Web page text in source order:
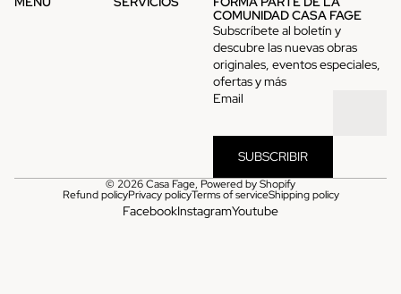
COMUNIDAD CASA FAGE
Subscríbete al boletín y
descubre las nuevas obras
originales, eventos especiales,
ofertas y más
Email
SUBSCRIBIR
© 2026Casa Fage, Powered by Shopify
Refund policyPrivacy policyTerms of serviceShipping policy
FacebookInstagramYoutube